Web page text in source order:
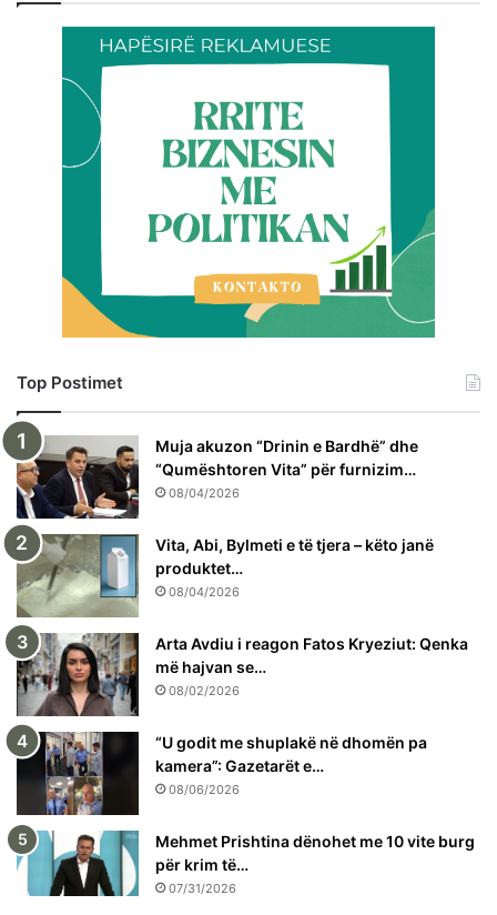
Top Postimet
Muja akuzon “Drinin e Bardhë” dhe
“Qumështoren Vita” për furnizim…
08/04/2026
Vita, Abi, Bylmeti e të tjera – këto janë
produktet…
08/04/2026
Arta Avdiu i reagon Fatos Kryeziut: Qenka
më hajvan se…
08/02/2026
“U godit me shuplakë në dhomën pa
kamera”: Gazetarët e…
08/06/2026
Mehmet Prishtina dënohet me 10 vite burg
për krim të…
07/31/2026